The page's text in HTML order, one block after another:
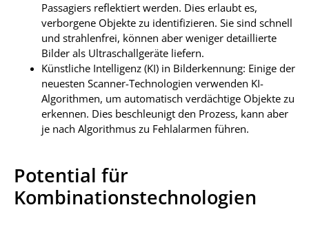
Passagiers reflektiert werden. Dies erlaubt es,
verborgene Objekte zu identifizieren. Sie sind schnell
und strahlenfrei, können aber weniger detaillierte
Bilder als Ultraschallgeräte liefern.
Künstliche Intelligenz (KI) in Bilderkennung: Einige der
neuesten Scanner-Technologien verwenden KI-
Algorithmen, um automatisch verdächtige Objekte zu
erkennen. Dies beschleunigt den Prozess, kann aber
je nach Algorithmus zu Fehlalarmen führen.
Potential für
Kombinationstechnologien